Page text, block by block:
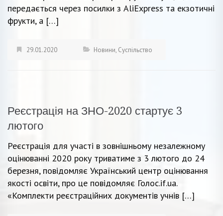
передається через посилки з AliExpress та екзотичні
фрукти, а […]
29.01.2020 Новини, Суспільство
Реєстрація на ЗНО-2020 стартує 3
лютого
Реєстрація для участі в зовнішньому незалежному
оцінюванні 2020 року триватиме з 3 лютого до 24
березня, повідомляє Український центр оцінювання
якості освіти, про це повідомляє Голос.if.uа.
«Комплекти реєстраційних документів учнів […]